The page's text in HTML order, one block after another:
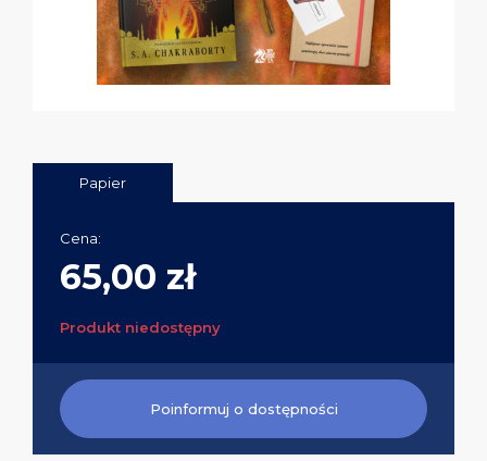
Papier
Cena:
65,00 zł
Produkt niedostępny
Poinformuj o dostępności